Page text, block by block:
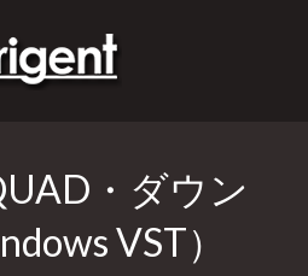
・ダウン
VST）